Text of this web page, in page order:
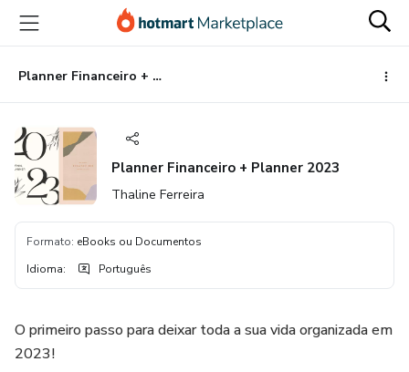
para
conteúdo
principal
para
pagamento
para
rodapé
Planner Financeiro + Planner 2023
Planner Financeiro + Planner 2023
Thaline Ferreira
Formato: eBooks ou Documentos
Idioma: Português
O primeiro passo para deixar toda a sua vida organizada em
2023!